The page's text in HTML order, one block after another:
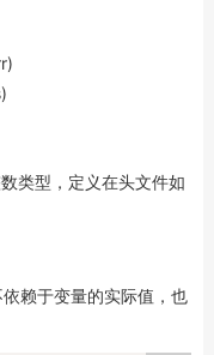
类型，定义在头文件如
赖于变量的实际值，也